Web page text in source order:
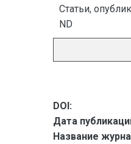
Статьи,
ND
DOI:
Дата
Название